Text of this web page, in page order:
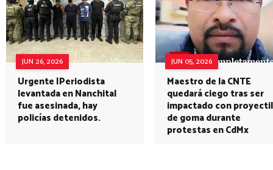
JUN 26, 2026
Urgente |Periodista
levantada en Nanchital
fue asesinada, hay
policías detenidos.
JUN 05, 2026
Maestro de la CNTE
quedará ciego tras ser
impactado con proyectil
de goma durante
protestas en CdMx